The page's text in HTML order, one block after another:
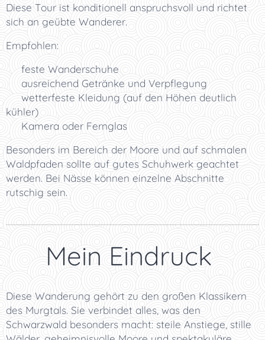
Diese Tour ist konditionell anspruchsvoll und richtet
sich an geübte Wanderer.
Empfohlen:
🥾 feste Wanderschuhe
🎒 ausreichend Getränke und Verpflegung
🧥 wetterfeste Kleidung (auf den Höhen deutlich
kühler)
📸 Kamera oder Fernglas
Besonders im Bereich der Moore und auf schmalen
Waldpfaden sollte auf gutes Schuhwerk geachtet
werden. Bei Nässe können einzelne Abschnitte
rutschig sein.
⭐ Mein Eindruck
Diese Wanderung gehört zu den großen Klassikern
des Murgtals. Sie verbindet alles, was den
Schwarzwald besonders macht: steile Anstiege, stille